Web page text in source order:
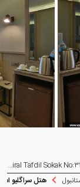
آدرس هتل : Amiral Tafdil Sokak No:32 Sultanahmet , Fatih, 34400 Istanbul, Turkey
هتل سراگلیو